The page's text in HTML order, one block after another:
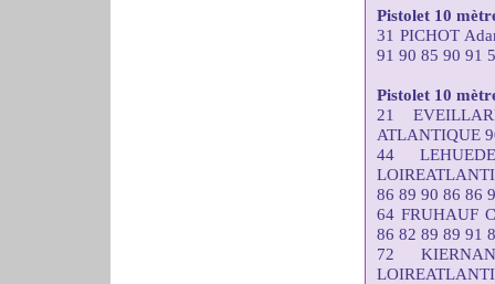
Pistolet 10
31 PICHOT
91 90 85 90 91
Pistolet 10
21
ATLANTIQUE
44
86 89 90 86 86
64 FRUHAUF
86 82 89 89 91
72